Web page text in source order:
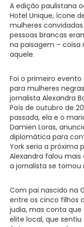
A edição paulistana
Hotel Unique, ícone
mulheres
pessoas brancas
na paisagem –
aquele.
Foi o primeiro evento
para mulheres
jornalista Alexandra
País de outubro de
passada, ela e o
Damien Loras,
diplomática para
York seria a próxima
Alexandra falou
a jornalista se
Com pai nascido na
entre os cinco filhos
judia, mas conta que
elite local, que